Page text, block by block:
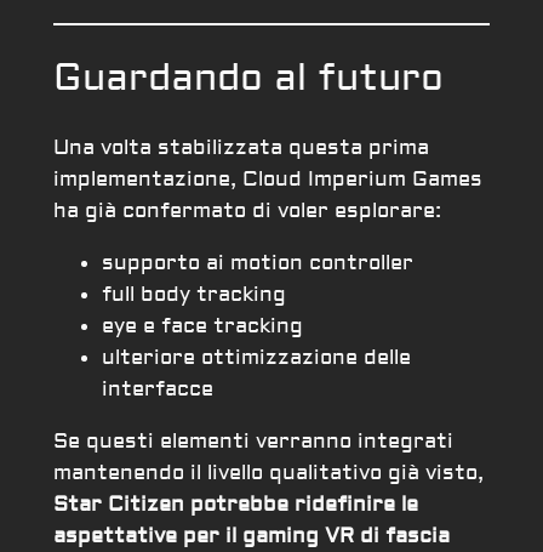
Guardando al futuro
Una volta stabilizzata questa prima
implementazione, Cloud Imperium Games
ha già confermato di voler esplorare:
supporto ai motion controller
full body tracking
eye e face tracking
ulteriore ottimizzazione delle
interfacce
Se questi elementi verranno integrati
mantenendo il livello qualitativo già visto,
Star Citizen potrebbe ridefinire le
aspettative per il gaming VR di fascia